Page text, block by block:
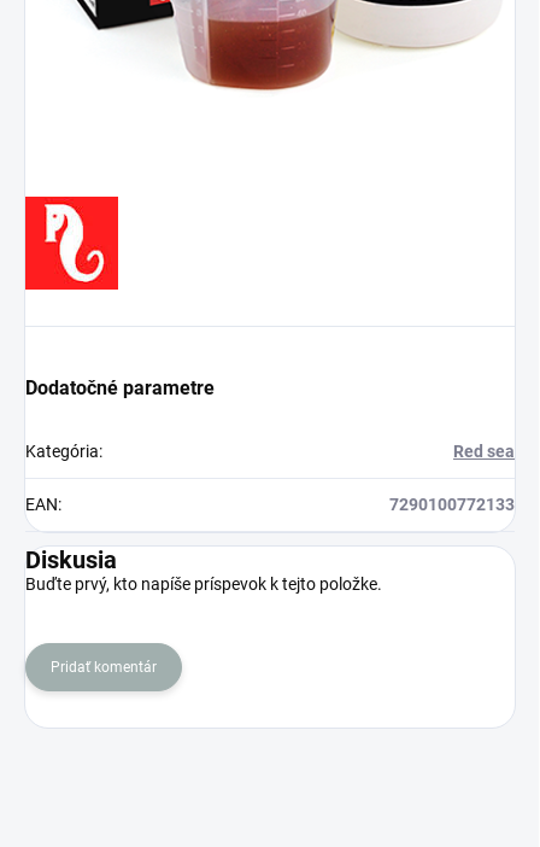
Dodatočné parametre
Kategória: Red sea
EAN: 7290100772133
Diskusia
Buďte prvý, kto napíše príspevok k tejto položke.
Pridať komentár